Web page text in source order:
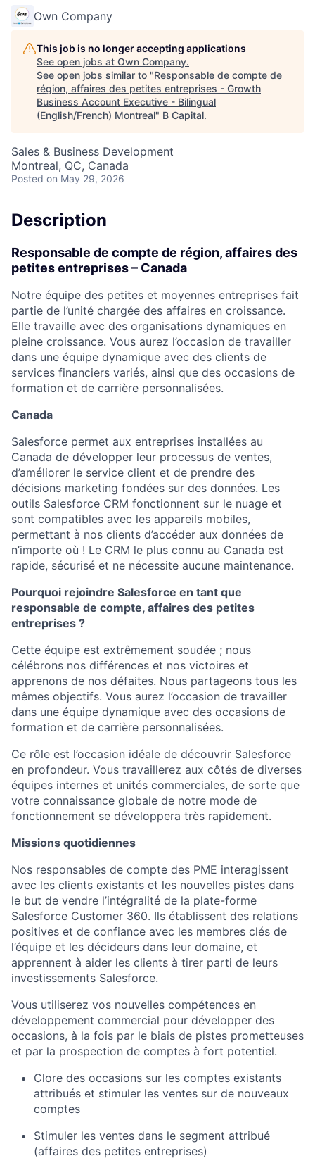
Own Company
This job is no longer accepting applications
See open jobs at Own Company.
See open jobs similar to "Responsable de compte de
région, affaires des petites entreprises - Growth
Business Account Executive - Bilingual
(English/French) Montreal" B Capital.
Sales & Business Development
Montreal, QC, Canada
Posted on May 29, 2026
Description
Responsable de compte de région, affaires des
petites entreprises – Canada
Notre équipe des petites et moyennes entreprises fait
partie de l’unité chargée des affaires en croissance.
Elle travaille avec des organisations dynamiques en
pleine croissance. Vous aurez l’occasion de travailler
dans une équipe dynamique avec des clients de
services financiers variés, ainsi que des occasions de
formation et de carrière personnalisées.
Canada
Salesforce permet aux entreprises installées au
Canada de développer leur processus de ventes,
d’améliorer le service client et de prendre des
décisions marketing fondées sur des données. Les
outils Salesforce CRM fonctionnent sur le nuage et
sont compatibles avec les appareils mobiles,
permettant à nos clients d’accéder aux données de
n’importe où ! Le CRM le plus connu au Canada est
rapide, sécurisé et ne nécessite aucune maintenance.
Pourquoi rejoindre Salesforce en tant que
responsable de compte, affaires des petites
entreprises ?
Cette équipe est extrêmement soudée ; nous
célébrons nos différences et nos victoires et
apprenons de nos défaites. Nous partageons tous les
mêmes objectifs. Vous aurez l’occasion de travailler
dans une équipe dynamique avec des occasions de
formation et de carrière personnalisées.
Ce rôle est l’occasion idéale de découvrir Salesforce
en profondeur. Vous travaillerez aux côtés de diverses
équipes internes et unités commerciales, de sorte que
votre connaissance globale de notre mode de
fonctionnement se développera très rapidement.
Missions quotidiennes
Nos responsables de compte des PME interagissent
avec les clients existants et les nouvelles pistes dans
le but de vendre l’intégralité de la plate-forme
Salesforce Customer 360. Ils établissent des relations
positives et de confiance avec les membres clés de
l’équipe et les décideurs dans leur domaine, et
apprennent à aider les clients à tirer parti de leurs
investissements Salesforce.
Vous utiliserez vos nouvelles compétences en
développement commercial pour développer des
occasions, à la fois par le biais de pistes prometteuses
et par la prospection de comptes à fort potentiel.
Clore des occasions sur les comptes existants
attribués et stimuler les ventes sur de nouveaux
comptes
Stimuler les ventes dans le segment attribué
(affaires des petites entreprises)